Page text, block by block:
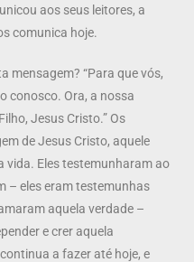
aos seus leitores, a
comunica hoje.
mensagem? “Para que vós,
conosco. Ora, a nossa
Jesus Cristo.” Os
de Jesus Cristo, aquele
vida. Eles testemunharam ao
– eles eram testemunhas
aquela verdade –
e crer aquela
a fazer até hoje, e